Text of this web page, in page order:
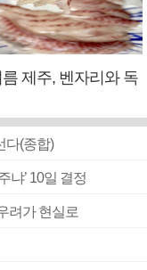
제주, 벤자리와 독
다(종합)
냐’ 10일 결정
려가 현실로